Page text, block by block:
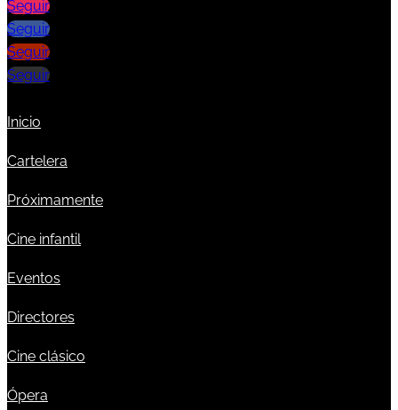
Seguir
Seguir
Seguir
Seguir
Inicio
Cartelera
Próximamente
Cine infantil
Eventos
Directores
Cine clásico
Ópera